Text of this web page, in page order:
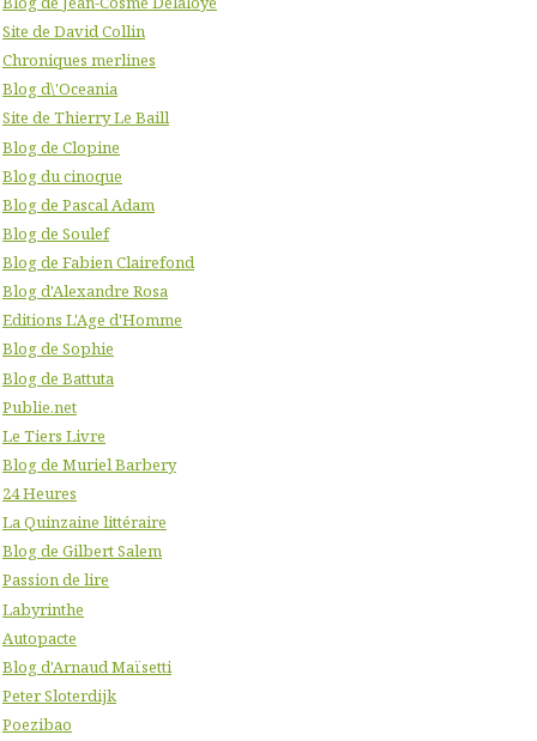
Site de David Collin
Chroniques merlines
Blog d\'Oceania
Site de Thierry Le Baill
Blog de Clopine
Blog du cinoque
Blog de Pascal Adam
Blog de Soulef
Blog de Fabien Clairefond
Blog d'Alexandre Rosa
Editions L'Age d'Homme
Blog de Sophie
Blog de Battuta
Publie.net
Le Tiers Livre
Blog de Muriel Barbery
24 Heures
La Quinzaine littéraire
Blog de Gilbert Salem
Passion de lire
Labyrinthe
Autopacte
Blog d'Arnaud Maïsetti
Peter Sloterdijk
Poezibao